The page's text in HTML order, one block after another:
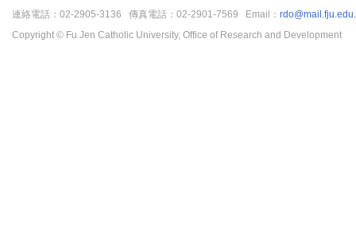
連絡電話：02-2905-3136 傳真電話：02-2901-7569 Email：
Copyright © Fu Jen Catholic University, Office of Research and Development